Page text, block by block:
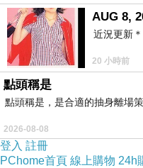
AUG 8,
近況更新
20 小時前
點頭稱是
點頭稱是，是合適的抽身離場策
2026-08-08
登入 註冊
PChome首頁 線上購物 24h